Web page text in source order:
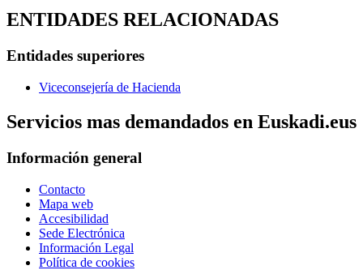
ENTIDADES RELACIONADAS
Entidades superiores
Viceconsejería de Hacienda
Servicios mas demandados en Euskadi.eus
Información general
Contacto
Mapa web
Accesibilidad
Sede Electrónica
Información Legal
Política de cookies